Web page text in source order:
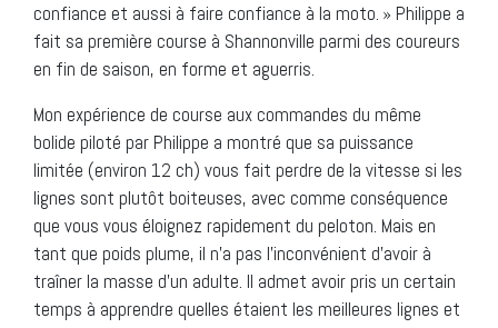
confiance et aussi à faire confiance à la moto. » Philippe a
fait sa première course à Shannonville parmi des coureurs
en fin de saison, en forme et aguerris.
Mon expérience de course aux commandes du même
bolide piloté par Philippe a montré que sa puissance
limitée (environ 12 ch) vous fait perdre de la vitesse si les
lignes sont plutôt boiteuses, avec comme conséquence
que vous vous éloignez rapidement du peloton. Mais en
tant que poids plume, il n’a pas l’inconvénient d’avoir à
traîner la masse d’un adulte. Il admet avoir pris un certain
temps à apprendre quelles étaient les meilleures lignes et